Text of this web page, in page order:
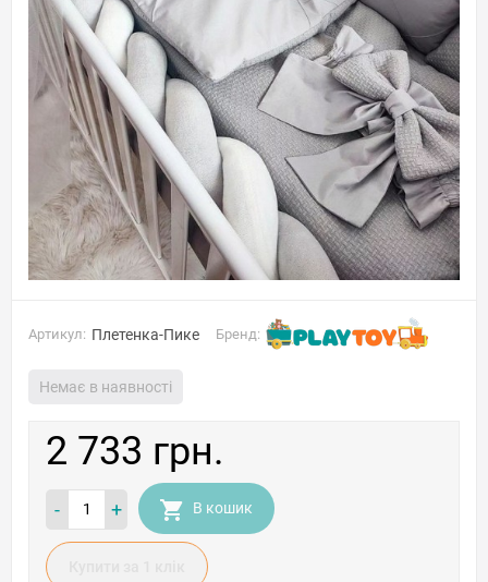
Артикул: Плетенка-Пике Бренд:
Немає в наявності
2 733 грн.
- + В кошик